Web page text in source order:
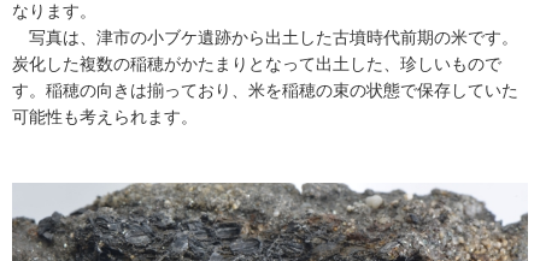
なります。
写真は、津市の小ブケ遺跡から出土した古墳時代前期の米です。
炭化した複数の稲穂がかたまりとなって出土した、珍しいもので
す。稲穂の向きは揃っており、米を稲穂の束の状態で保存していた
可能性も考えられます。